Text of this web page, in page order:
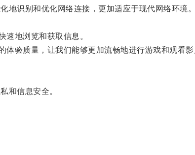
识别和优化网络连接，更加适应于现代网络环境
地浏览和获取信息。
验质量，让我们能够更加流畅地进行游戏和观看
和信息安全。